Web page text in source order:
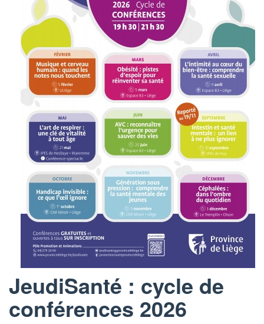
JeudiSanté : cycle de
conférences 2026